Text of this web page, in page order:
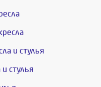
и стулья
стулья